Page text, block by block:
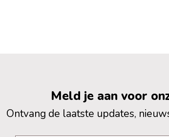
Meld je aan voor
Ontvang de laatste updates,